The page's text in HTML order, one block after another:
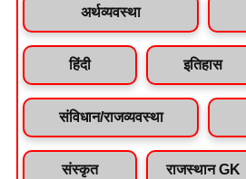
अर्थव्यवस्था
हिंदी इतिहास
संविधान/राजव्यवस्था
संस्कृत राजस्थान GK